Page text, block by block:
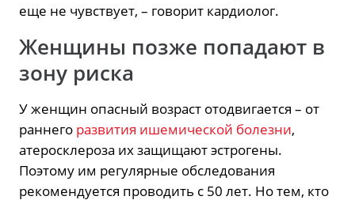
еще не чувствует, – говорит кардиолог.
Женщины позже попадают в
зону риска
У женщин опасный возраст отодвигается – от
раннего развития ишемической болезни,
атеросклероза их защищают эстрогены.
Поэтому им регулярные обследования
рекомендуется проводить с 50 лет. Но тем, кто